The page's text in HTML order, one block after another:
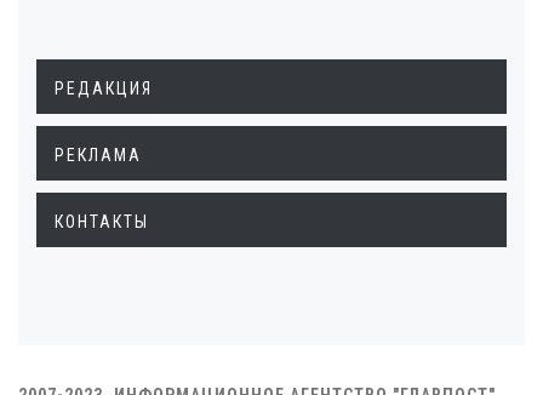
РЕДАКЦИЯ
РЕКЛАМА
КОНТАКТЫ